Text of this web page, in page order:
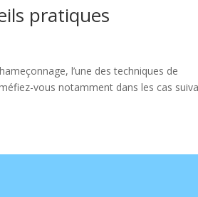
pratiques
l’une des techniques de
vous notamment dans les cas